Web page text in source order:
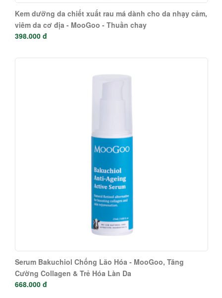
Kem dưỡng da chiết xuất rau má dành cho da nhạy cảm,
viêm da cơ địa - MooGoo - Thuần chay
398.000 đ
Serum Bakuchiol Chống Lão Hóa - MooGoo, Tăng
Cường Collagen & Trẻ Hóa Làn Da
668.000 đ